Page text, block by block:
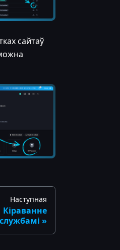
сайтаў
Наступная
Кіраванне
службамі